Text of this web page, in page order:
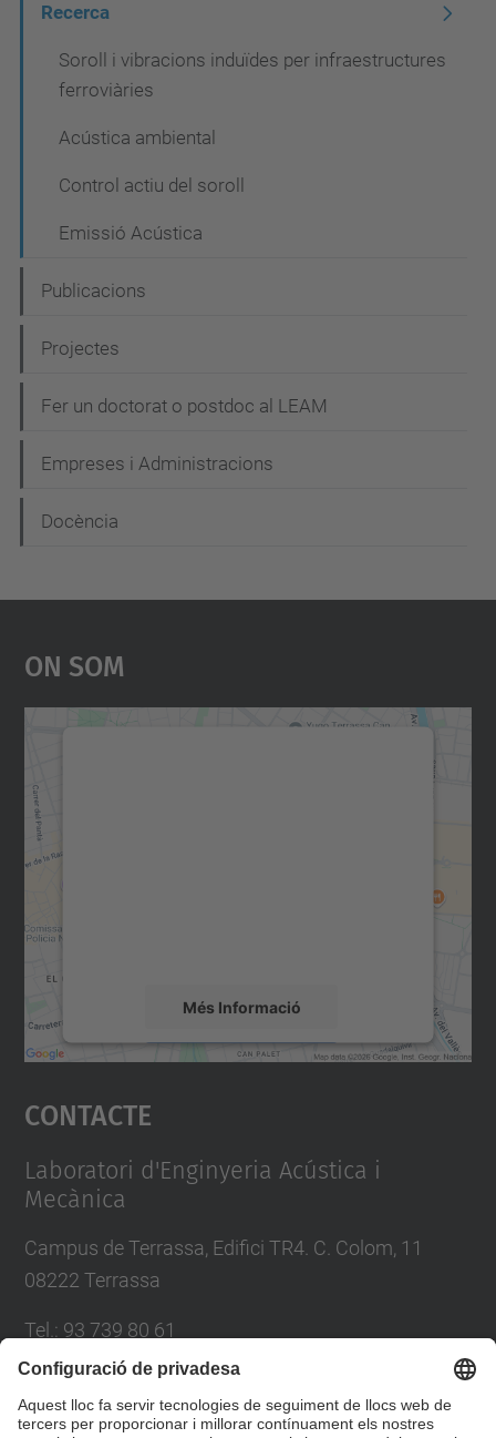
Recerca
Soroll i vibracions induïdes per infraestructures
ferroviàries
Acústica ambiental
Control actiu del soroll
Emissió Acústica
Publicacions
Projectes
Fer un doctorat o postdoc al LEAM
Empreses i Administracions
Docència
On Som
Més Informació
Accepta
powered by
Contacte
Laboratori d'Enginyeria Acústica i
Mecànica
Campus de Terrassa, Edifici TR4. C. Colom, 11
08222 Terrassa
Tel. : 93 739 80 61
Fax:93 739 80 22
E-mail:jordi.romeu@upc.edu